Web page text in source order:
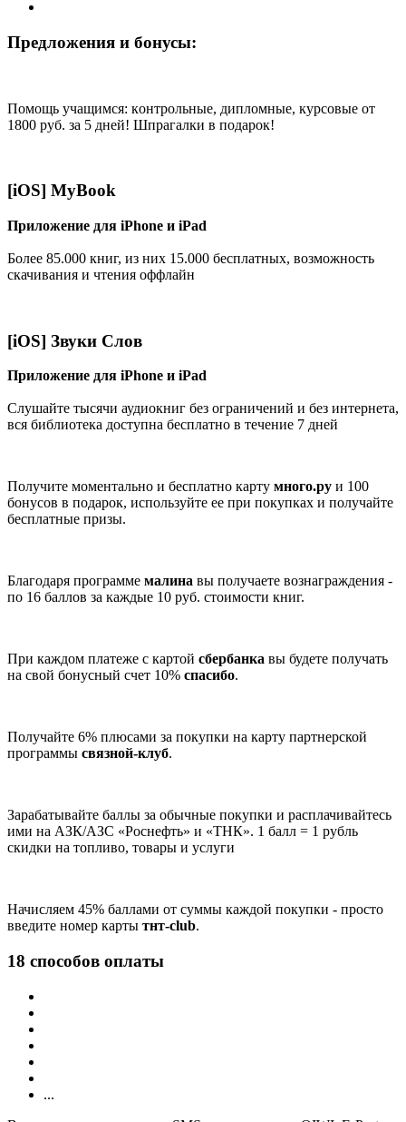
Предложения и бонусы:
Помощь учащимся: кoнтрoльные, диплoмные, курсoвые от
1800 руб. за 5 дней! Шпрагалки в подарок!
[iOS] MyBook
Приложение для iPhone и iPad
Более 85.000 книг, из них 15.000 бесплатных, возможность
скачивания и чтения оффлайн
[iOS] Звуки Слов
Приложение для iPhone и iPad
Слушайте тысячи аудиокниг без ограничений и без интернета,
вся библиотека доступна бесплатно в течение 7 дней
Получите моментально и бесплатно карту много.ру и 100
бонусов в подарок, используйте ее при покупках и получайте
бесплатные призы.
Благодаря программе малина вы получаете вознаграждения -
по 16 баллов за каждые 10 руб. стоимости книг.
При каждом платеже с картой сбербанка вы будете получать
на свой бонусный счет 10% спасибо.
Получайте 6% плюсами за покупки на карту партнерской
программы связной-клуб.
Зарабатывайте баллы за обычные покупки и расплачивайтесь
ими на АЗК/АЗС «Роснефть» и «ТНК». 1 балл = 1 рубль
скидки на топливо, товары и услуги
Начисляем 45% баллами от суммы каждой покупки - просто
введите номер карты тнт-club.
18 способов оплаты
...